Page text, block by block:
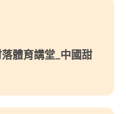
體育講堂_中國甜